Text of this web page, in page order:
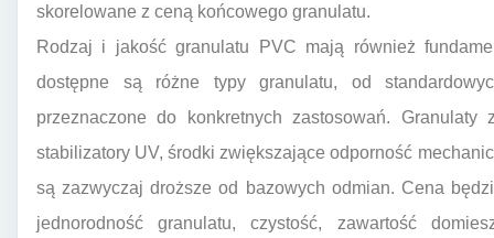
skorelowane z ceną końcowego granulatu.
Rodzaj i jakość granulatu PVC mają również
dostępne są różne typy granulatu, od
przeznaczone do konkretnych zastosowań.
stabilizatory UV, środki zwiększające odporność
są zazwyczaj droższe od bazowych odmian. Cena
jednorodność granulatu, czystość, zawartość